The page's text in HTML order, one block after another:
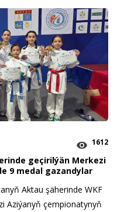
1612
geçirilýän Merkezi
9 medal gazandylar
Aktau şäherinde WKF
Aziýanyň çempionatynyň